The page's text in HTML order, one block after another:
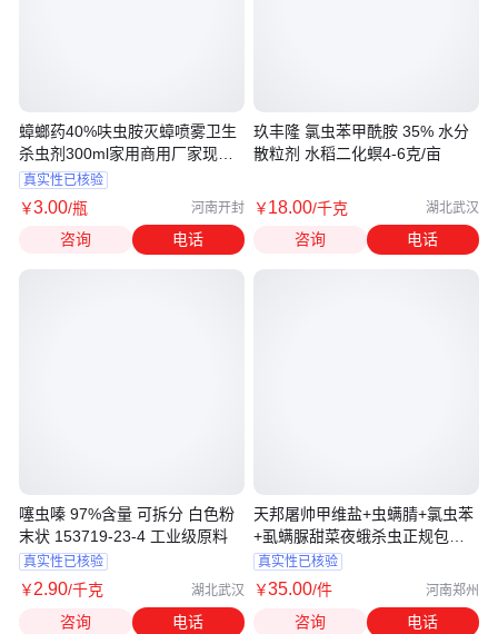
蟑螂药40%呋虫胺灭蟑喷雾卫生
杀虫剂300ml家用商用厂家现货
可贴牌
真实性已核验
￥3.00/瓶 河南开封
咨询 电话
噻虫嗪 97%含量 可拆分 白色粉
末状 153719-23-4 工业级原料
真实性已核验
￥2.90/千克 湖北武汉
咨询 电话
玖丰隆 氯虫苯甲酰胺 35% 水分
散粒剂 水稻二化螟4-6克/亩
￥18.00/千克 湖北武汉
咨询 电话
天邦屠帅甲维盐+虫螨腈+氯虫苯
+虱螨脲甜菜夜蛾杀虫正规包抽
检
真实性已核验
￥35.00/件 河南郑州
咨询 电话